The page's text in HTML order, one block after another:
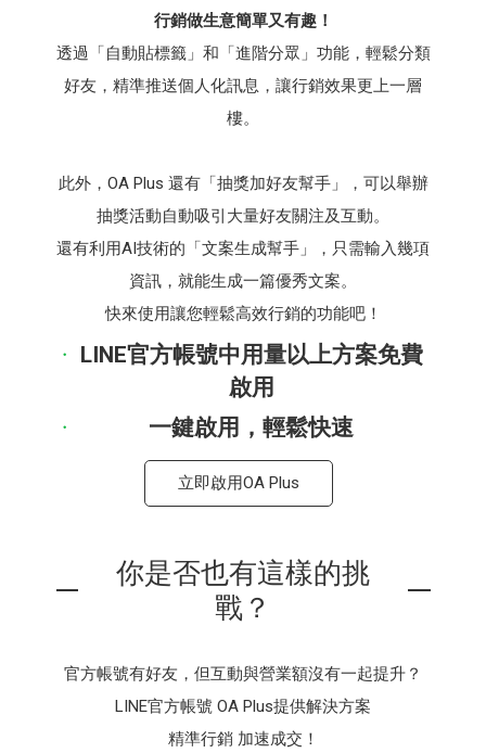
行銷做生意簡單又有趣！
透過「自動貼標籤」和「進階分眾」功能，輕鬆分類
好友，精準推送個人化訊息，讓行銷效果更上一層
樓。
此外，OA Plus 還有「抽獎加好友幫手」，可以舉辦
抽獎活動自動吸引大量好友關注及互動。
還有利用AI技術的「文案生成幫手」，只需輸入幾項
資訊，就能生成一篇優秀文案。
快來使用讓您輕鬆高效行銷的功能吧！
LINE官方帳號中用量以上方案免費
啟用
一鍵啟用，輕鬆快速
立即啟用OA Plus
你是否也有這樣的挑
戰？
官方帳號有好友，但互動與營業額沒有一起提升？
LINE官方帳號 OA Plus提供解決方案
精準行銷 加速成交！